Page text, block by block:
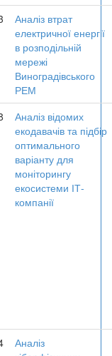
Аналіз втрат
електричної енергії
в розподільній
мережі
Виноградівського
РЕМ
Аналіз відомих
екодавачів та підбір
оптимального
варіанту для
моніторингу
екосистеми ІТ-
компанії
Аналіз